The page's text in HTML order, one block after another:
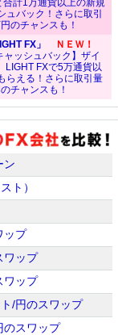
計1万通貨以上の新規
バック！さらに取引
のチャンスも！
FX」
ＮＥＷ！
ャッシュバック】ザイ
LIGHT FXで5万通貨以
らえる！さらに取引量
チャンスも！
ン
ト）
ップ
ワップ
ワップ
/円のスワップ
のスワップ